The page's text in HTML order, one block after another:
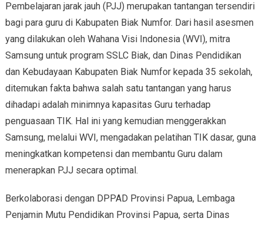
Pembelajaran jarak jauh (PJJ) merupakan tantangan tersendiri
bagi para guru di Kabupaten Biak Numfor. Dari hasil asesmen
yang dilakukan oleh Wahana Visi Indonesia (WVI), mitra
Samsung untuk program SSLC Biak, dan Dinas Pendidikan
dan Kebudayaan Kabupaten Biak Numfor kepada 35 sekolah,
ditemukan fakta bahwa salah satu tantangan yang harus
dihadapi adalah minimnya kapasitas Guru terhadap
penguasaan TIK. Hal ini yang kemudian menggerakkan
Samsung, melalui WVI, mengadakan pelatihan TIK dasar, guna
meningkatkan kompetensi dan membantu Guru dalam
menerapkan PJJ secara optimal.
Berkolaborasi dengan DPPAD Provinsi Papua, Lembaga
Penjamin Mutu Pendidikan Provinsi Papua, serta Dinas